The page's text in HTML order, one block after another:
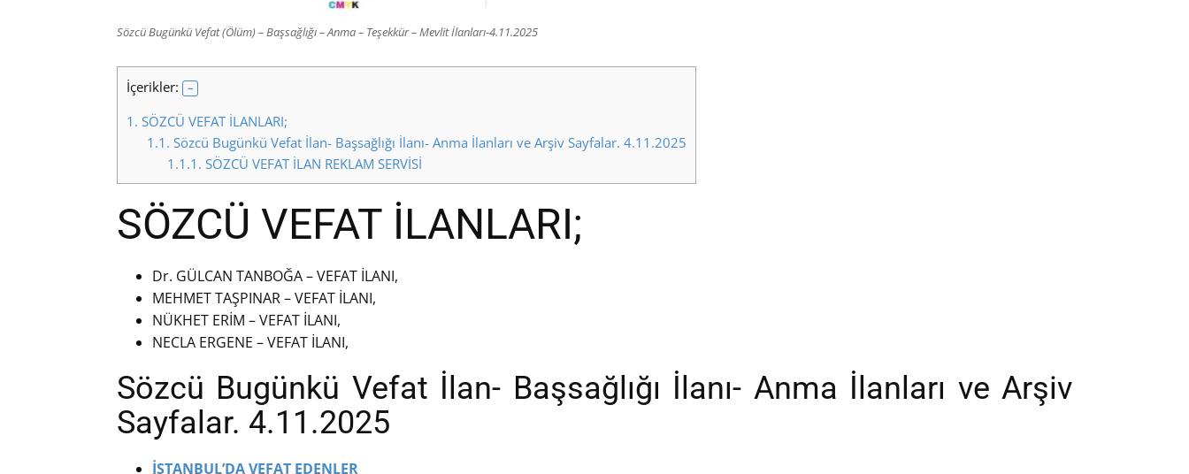
Sözcü Bugünkü Vefat (Ölüm) – Başsağlığı – Anma – Teşekkür – Mevlit İlanları-4.11.2025
İçerikler:
1. SÖZCÜ VEFAT İLANLARI;
1.1. Sözcü Bugünkü Vefat İlan- Başsağlığı İlanı- Anma İlanları ve Arşiv Sayfalar. 4.11.2025
1.1.1. SÖZCÜ VEFAT İLAN REKLAM SERVİSİ
SÖZCÜ VEFAT İLANLARI;
Dr. GÜLCAN TANBOĞA – VEFAT İLANI,
MEHMET TAŞPINAR – VEFAT İLANI,
NÜKHET ERİM – VEFAT İLANI,
NECLA ERGENE – VEFAT İLANI,
Sözcü Bugünkü Vefat İlan- Başsağlığı İlanı- Anma İlanları ve Arşiv
Sayfalar. 4.11.2025
İSTANBUL’DA VEFAT EDENLER